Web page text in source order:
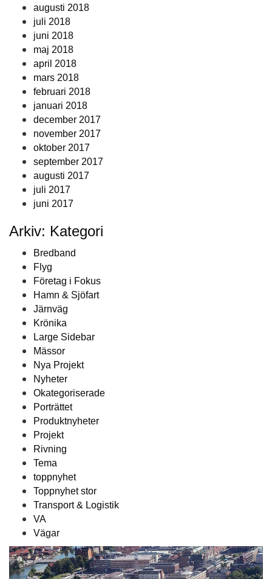
augusti 2018
juli 2018
juni 2018
maj 2018
april 2018
mars 2018
februari 2018
januari 2018
december 2017
november 2017
oktober 2017
september 2017
augusti 2017
juli 2017
juni 2017
Arkiv: Kategori
Bredband
Flyg
Företag i Fokus
Hamn & Sjöfart
Järnväg
Krönika
Large Sidebar
Mässor
Nya Projekt
Nyheter
Okategoriserade
Porträttet
Produktnyheter
Projekt
Rivning
Tema
toppnyhet
Toppnyhet stor
Transport & Logistik
VA
Vägar